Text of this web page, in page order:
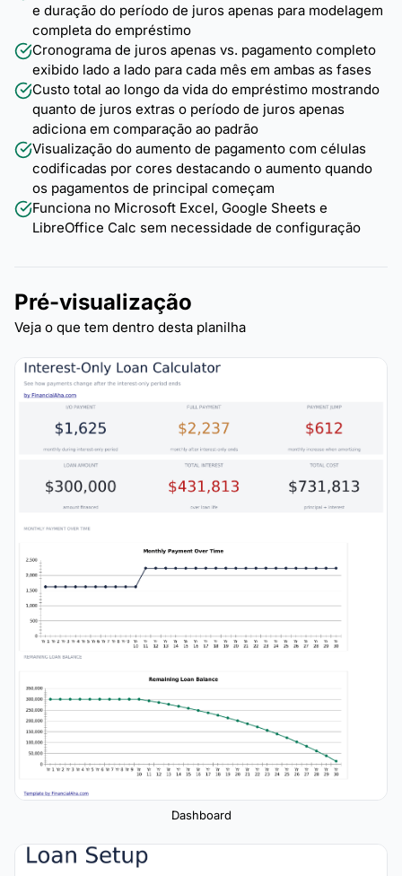
e duração do período de juros apenas para modelagem
completa do empréstimo
Cronograma de juros apenas vs. pagamento completo
exibido lado a lado para cada mês em ambas as fases
Custo total ao longo da vida do empréstimo mostrando
quanto de juros extras o período de juros apenas
adiciona em comparação ao padrão
Visualização do aumento de pagamento com células
codificadas por cores destacando o aumento quando
os pagamentos de principal começam
Funciona no Microsoft Excel, Google Sheets e
LibreOffice Calc sem necessidade de configuração
Pré-visualização
Veja o que tem dentro desta planilha
Dashboard